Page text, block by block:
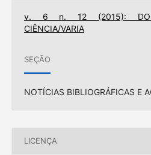
v. 6 n. 12 (2015):
CIÊNCIA/VARIA
SEÇÃO
NOTÍCIAS BIBLIOGRÁFICAS E
LICENÇA